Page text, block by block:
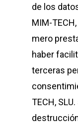
de los
MIM-TECH,
mero
haber
terceras
TECH, SLU